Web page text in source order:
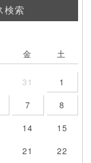
検索
金 土
31
1
7
8
14
15
21
22